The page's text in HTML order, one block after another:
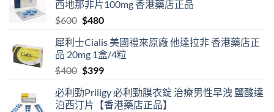
through
西地那非片100mg 香港藥店正品
$600 Original
was:
$600.
$480Current
is:
$480.
犀利士Cialis 美國禮來原廠 他達拉非 香港藥店正
品 20mg 1盒/4粒
$400 Original
was:
$400.
$399Current
is:
$399.
必利勁Priligy 必利勁膜衣錠 治療男性早洩 鹽酸達
泊西汀片【香港藥店正品】